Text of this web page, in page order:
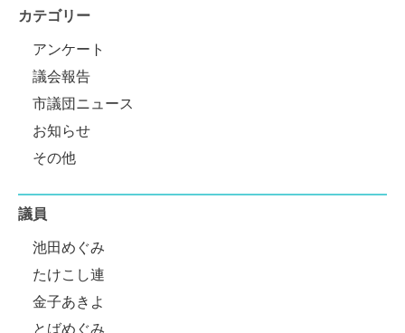
カテゴリー
アンケート
議会報告
市議団ニュース
お知らせ
その他
議員
池田めぐみ
たけこし連
金子あきよ
とばめぐみ